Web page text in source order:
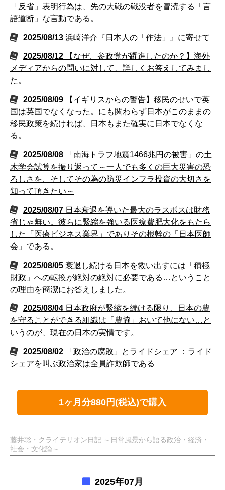
「反省」表明行為は、先の大戦の戦没者を冒涜する「言
語道断」な言動である。
2025/08/13 浜崎洋介『日本人の「作法」』に寄せて
2025/08/12
【なぜ、参政党が躍進したのか？】海外
メディアからの問いに対して、詳しくお答えしてみまし
た。
2025/08/09
【イギリスからの警告】移民のせいで英
国は英国でなくなった。にも関わらず日本がこのままの
移民政策を続ければ、日本もまた確実に日本でなくな
る。
2025/08/08
「南海トラフ地震1466兆円の被害」の土
木学会試算を振り返って～一人でも多くの巨大災害の恐
ろしさを、そしてその為の防災インフラ投資の大切さを
知って頂きたい～
2025/08/07 日本衰退を導いた最大のラスボスは財務
省じゃ無い。彼らに緊縮を強いる医療費肥大化をもたら
した「医療ビジネス業界」でありその根幹の「日本医師
会」である。
2025/08/05 衰退し続ける日本を救い出すには「積極
財政」への転換が絶対の絶対に必要である…ということ
の理由を簡潔にお答えしました。
2025/08/04 日本政府が緊縮を続ける限り、日本の農
を守ることができる組織は「農協」おいて他にない…と
いうのが、現在の日本の実情です。
2025/08/02
「政治の腐敗」とライドシェア ：ライド
シェアを叫ぶ政治家は全員詐欺師である
1ヶ月分880円(税込)で購入
藤井聡・クライテリオン日記 ～日常風景から語る政治・経済・
社会・文化論～
2025年07月